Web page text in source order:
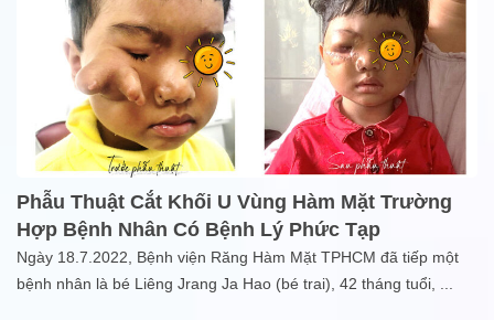
Phẫu Thuật Cắt Khối U Vùng Hàm Mặt Trường
Hợp Bệnh Nhân Có Bệnh Lý Phức Tạp
Ngày 18.7.2022, Bệnh viện Răng Hàm Mặt TPHCM đã tiếp một
bệnh nhân là bé Liêng Jrang Ja Hao (bé trai), 42 tháng tuổi,